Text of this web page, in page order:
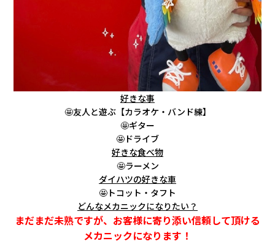
好きな事
🤩友人と遊ぶ【カラオケ・バンド練】
🤩ギター
🤩ドライブ
好きな食べ物
🤩ラーメン
ダイハツの好きな車
🤩トコット・タフト
どんなメカニックになりたい？
まだまだ未熟ですが、お客様に寄り添い信頼して頂ける
メカニックになります！